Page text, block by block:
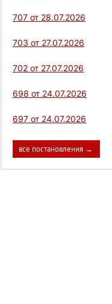
707 от 28.07.2026
703 от 27.07.2026
702 от 27.07.2026
698 от 24.07.2026
697 от 24.07.2026
все постановления →